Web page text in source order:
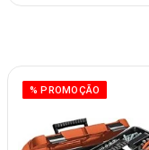
% PROMOÇÃO